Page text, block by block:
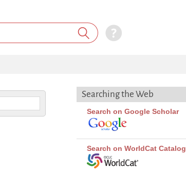
Searching the Web
Search on Google Scholar
Search on WorldCat Catalog